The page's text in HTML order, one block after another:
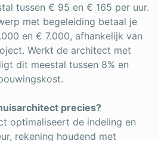
tussen € 95 en € 165 per uur.
met begeleiding betaal je
en € 7.000, afhankelijk van
Werkt de architect met
dit meestal tussen 8% en
precies?
optimaliseert de indeling en
rekening houdend met